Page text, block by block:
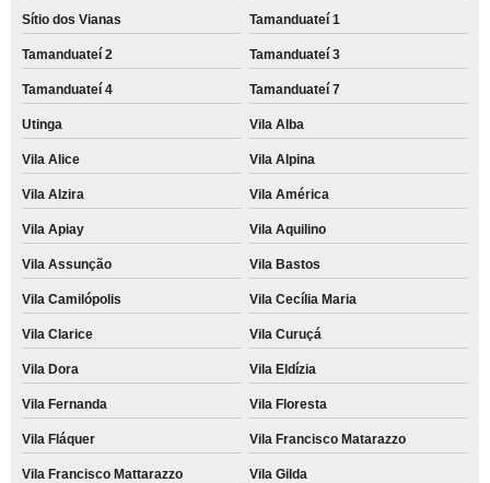
Sítio dos Vianas Tamanduateí 1
Tamanduateí 2 Tamanduateí 3
Tamanduateí 4 Tamanduateí 7
Utinga Vila Alba
Vila Alice Vila Alpina
Vila Alzira Vila América
Vila Apiay Vila Aquilino
Vila Assunção Vila Bastos
Vila Camilópolis Vila Cecília Maria
Vila Clarice Vila Curuçá
Vila Dora Vila Eldízia
Vila Fernanda Vila Floresta
Vila Fláquer Vila Francisco Matarazzo
Vila Francisco Mattarazzo Vila Gilda